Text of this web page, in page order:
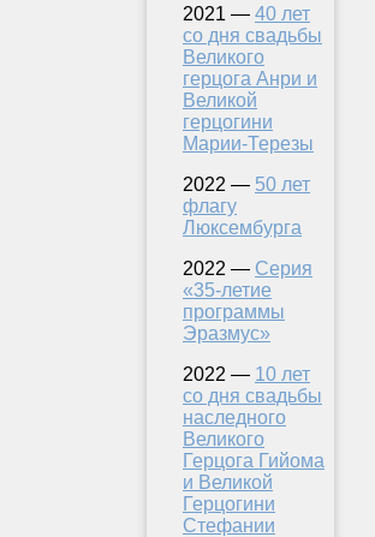
2021 — 40 лет
со дня свадьбы
Великого
герцога Анри и
Великой
герцогини
Марии-Терезы
2022 — 50 лет
флагу
Люксембурга
2022 — Серия
«35-летие
программы
Эразмус»
2022 — 10 лет
со дня свадьбы
наследного
Великого
Герцога Гийома
и Великой
Герцогини
Стефании